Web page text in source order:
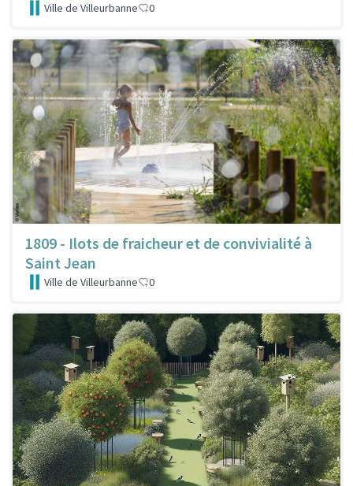
Ville de Villeurbanne 0
1809 - Ilots de fraicheur et de convivialité à
Saint Jean
Ville de Villeurbanne 0